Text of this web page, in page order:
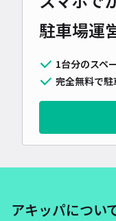
駐車場運
1台分のスペ
完全無料で
アキッパについ